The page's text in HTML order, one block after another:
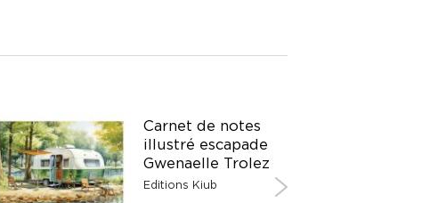
Carnet de notes
illustré escapade
Gwenaelle Trolez
Editions Kiub